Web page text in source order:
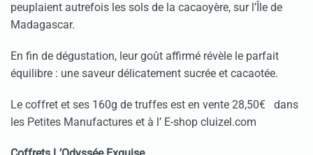
peuplaient autrefois les sols de la cacaoyère, sur l’Île de
Madagascar.
En fin de dégustation, leur goût affirmé révèle le parfait
équilibre : une saveur délicatement sucrée et cacaotée.
Le coffret et ses 160g de truffes est en vente 28,50€ dans
les Petites Manufactures et à l’ E-shop cluizel.com